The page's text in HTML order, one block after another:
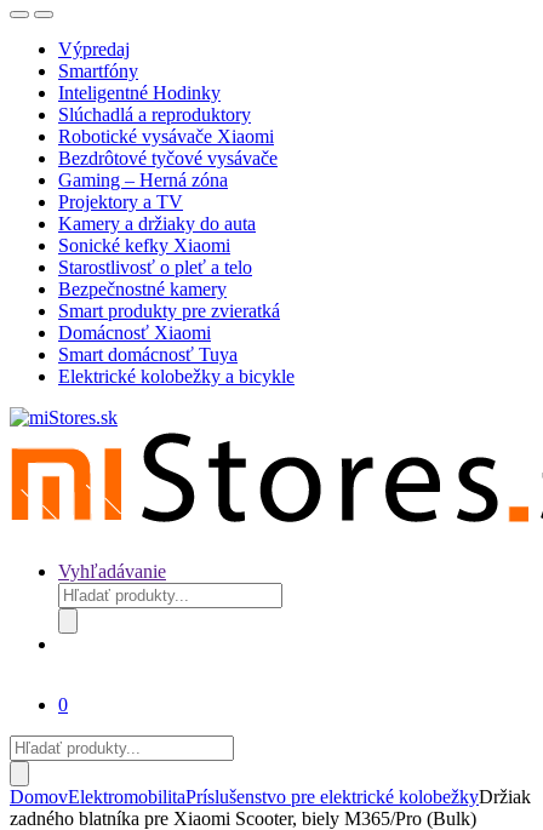
OpenClose
Výpredaj
Smartfóny
Inteligentné Hodinky
Slúchadlá a reproduktory
Robotické vysávače Xiaomi
Bezdrôtové tyčové vysávače
Gaming – Herná zóna
Projektory a TV
Kamery a držiaky do auta
Sonické kefky Xiaomi
Starostlivosť o pleť a telo
Bezpečnostné kamery
Smart produkty pre zvieratká
Domácnosť Xiaomi
Smart domácnosť Tuya
Elektrické kolobežky a bicykle
Vyhľadávanie
Products
search
0
Products
search
DomovElektromobilitaPríslušenstvo pre elektrické kolobežkyDržiak
zadného blatníka pre Xiaomi Scooter, biely M365/Pro (Bulk)